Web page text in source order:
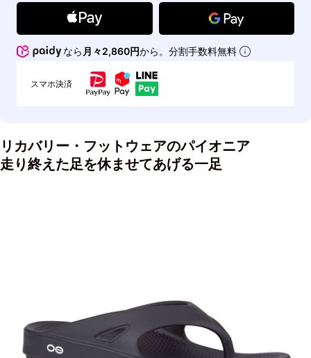
なら 月々2,860円から。分割手数料無料
スマホ決済
リカバリー・フットウェアのパイオニア
走り終えた足を休ませてあげる一足